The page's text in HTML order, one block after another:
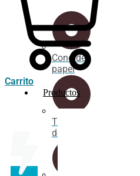
Cono de
papel
Tarrina
de cartón
Carrito
Productos